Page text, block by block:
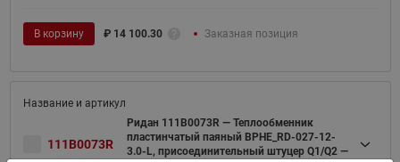
В корзину ₽ 14 100.30 Заказная позиция
111B0073R
Ридан 111B0073R — Теплообменник
пластинчатый паяный BPHE_RD-027-12-
3.0-L, присоединительный штуцер Q1/Q2 —